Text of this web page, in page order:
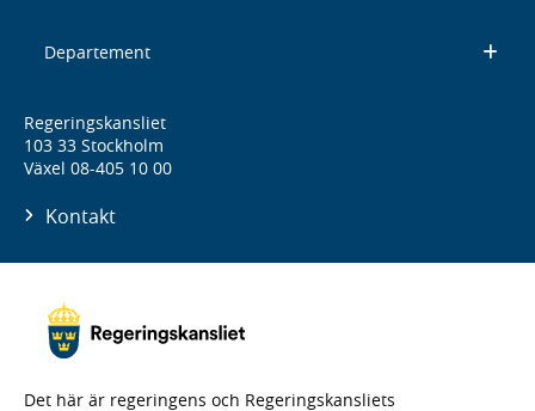
Departement
Regeringskansliet
103 33 Stockholm
Växel 08-405 10 00
Kontakt
Det här är regeringens och Regeringskansliets